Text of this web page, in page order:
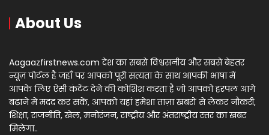
About Us
Aagaazfirstnews.com देश का सबसे विश्वसनीय और सबसे बेहतर
न्यूज़ पोर्टल है जहाँ पर आपको पूरी सत्यता के साथ आपकी भाषा में
आपके लिए ऐसी कंटेंट देने की कोशिश करता है जो आपको हरपल आगे
बढ़ाने में मदद कर सकें, आपको यहां हमेशा ताज़ा खबरों से लेकर नौकरी,
शिक्षा, राजनीति, खेल, मनोरंजन, राष्ट्रीय और अंतराष्ट्रीय स्तर का खबर
मिलेगा..